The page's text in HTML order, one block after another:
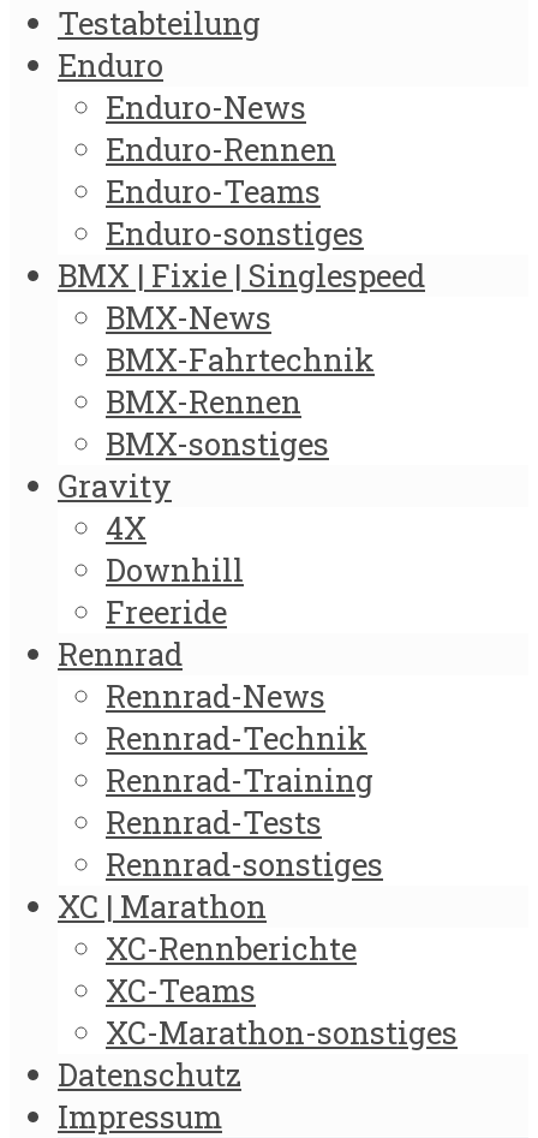
Testabteilung
Enduro
Enduro-News
Enduro-Rennen
Enduro-Teams
Enduro-sonstiges
BMX | Fixie | Singlespeed
BMX-News
BMX-Fahrtechnik
BMX-Rennen
BMX-sonstiges
Gravity
4X
Downhill
Freeride
Rennrad
Rennrad-News
Rennrad-Technik
Rennrad-Training
Rennrad-Tests
Rennrad-sonstiges
XC | Marathon
XC-Rennberichte
XC-Teams
XC-Marathon-sonstiges
Datenschutz
Impressum